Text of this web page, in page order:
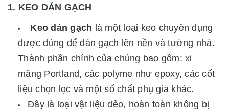
1. KEO DÁN GẠCH
Keo dán gạch là một loại keo chuyên dụng
được dùng để dán gạch lên nền và tường nhà.
Thành phần chính của chúng bao gồm: xi
măng Portland, các polyme như epoxy, các cốt
liệu chọn lọc và một số chất phụ gia khác.
Đây là loại vật liệu dẻo, hoàn toàn không bị